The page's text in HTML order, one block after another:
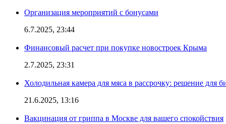
Организация мероприятий с бонусами
6.7.2025, 23:44
Финансовый расчет при покупке новостроек Крыма
2.7.2025, 23:31
Холодильная камера для мяса в рассрочку: решение для
21.6.2025, 13:16
Вакцинация от гриппа в Москве для вашего спокойствия